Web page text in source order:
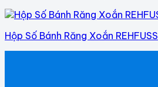
Hộp Số Bánh Răng Xoắn REHFUSS